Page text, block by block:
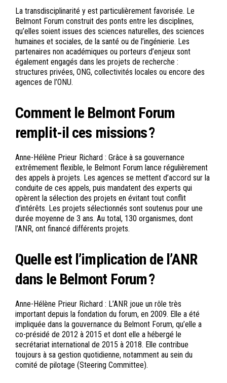
La transdisciplinarité y est particulièrement favorisée. Le
Belmont Forum construit des ponts entre les disciplines,
qu’elles soient issues des sciences naturelles, des sciences
humaines et sociales, de la santé ou de l’ingénierie. Les
partenaires non académiques ou porteurs d’enjeux sont
également engagés dans les projets de recherche :
structures privées, ONG, collectivités locales ou encore des
agences de l’ONU.
Comment le Belmont Forum
remplit-il ces missions ?
Anne-Hélène Prieur Richard : Grâce à sa gouvernance
extrêmement flexible, le Belmont Forum lance régulièrement
des appels à projets. Les agences se mettent d’accord sur la
conduite de ces appels, puis mandatent des experts qui
opèrent la sélection des projets en évitant tout conflit
d’intérêts. Les projets sélectionnés sont soutenus pour une
durée moyenne de 3 ans. Au total, 130 organismes, dont
l’ANR, ont financé différents projets.
Quelle est l’implication de l’ANR
dans le Belmont Forum ?
Anne-Hélène Prieur Richard : L’ANR joue un rôle très
important depuis la fondation du forum, en 2009. Elle a été
impliquée dans la gouvernance du Belmont Forum, qu’elle a
co-présidé de 2012 à 2015 et dont elle a hébergé le
secrétariat international de 2015 à 2018. Elle contribue
toujours à sa gestion quotidienne, notamment au sein du
comité de pilotage (Steering Committee).